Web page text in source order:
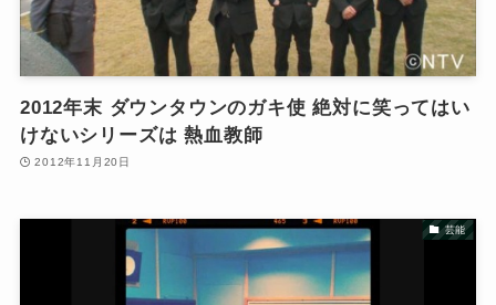
2012年末 ダウンタウンのガキ使 絶対に笑ってはい
けないシリーズは 熱血教師
2012年11月20日
芸能